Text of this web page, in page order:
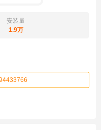
安装量
1.9万